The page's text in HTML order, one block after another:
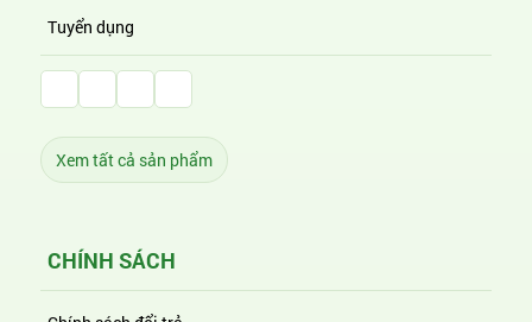
Tuyển dụng
Xem tất cả sản phẩm
CHÍNH SÁCH